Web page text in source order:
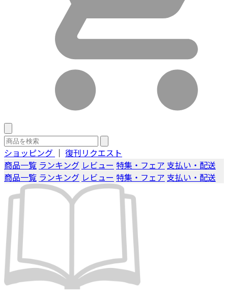
ショッピング ｜ 復刊リクエスト
商品一覧 ランキング レビュー 特集・フェア 支払い・配送
商品一覧 ランキング レビュー 特集・フェア 支払い・配送